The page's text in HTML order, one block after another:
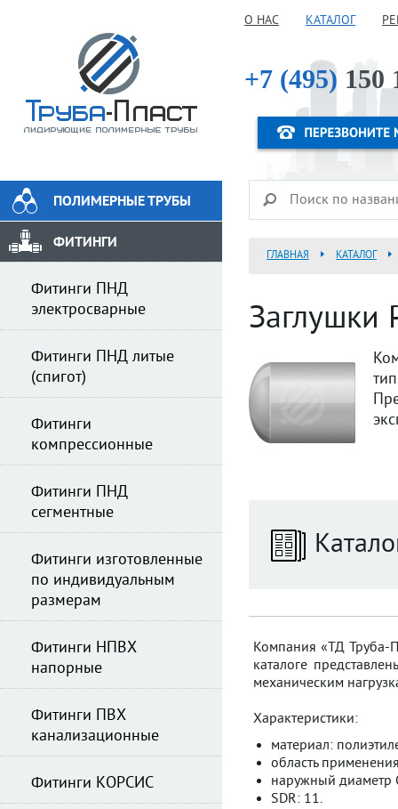
О НАС КАТАЛОГ
+7 (495) 150
ГЛАВНАЯ КАТАЛОГ
Заглушки
Компания «ТД Труба-
каталоге
механическим
Характеристики:
материал:
область
наружный диаметр
SDR: 11.
ПОЛИМЕРНЫЕ ТРУБЫ
ФИТИНГИ
Фитинги ПНД
электросварные
Фитинги ПНД литые
(спигот)
Фитинги
компрессионные
Фитинги ПНД
сегментные
Фитинги изготовленные
по индивидуальным
размерам
Фитинги НПВХ
напорные
Фитинги ПВХ
канализационные
Фитинги КОРСИС